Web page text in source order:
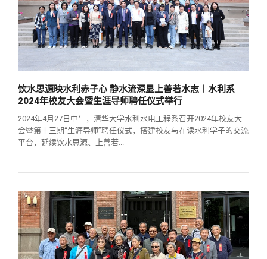
饮水思源映水利赤子心 静水流深显上善若水志︱水利系
2024年校友大会暨生涯导师聘任仪式举行
2024年4月27日中午，清华大学水利水电工程系召开2024年校友大
会暨第十三期“生涯导师”聘任仪式，搭建校友与在读水利学子的交流
平台，延续饮水思源、上善若...